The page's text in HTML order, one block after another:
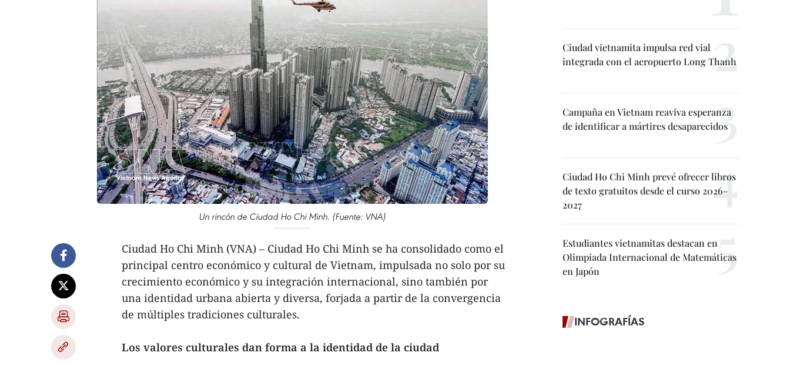
Un rincón de Ciudad Ho Chi Minh. (Fuente: VNA)
Ciudad Ho Chi Minh (VNA) – Ciudad Ho Chi Minh se ha consolidado como el
principal centro económico y cultural de Vietnam, impulsada no solo por su
crecimiento económico y su integración internacional, sino también por
una identidad urbana abierta y diversa, forjada a partir de la convergencia
de múltiples tradiciones culturales.
Los valores culturales dan forma a la identidad de la ciudad
Ciudad vietnamita impulsa red vial
integrada con el aeropuerto Long Thanh
Campaña en Vietnam reaviva esperanza
de identificar a mártires desaparecidos
Ciudad Ho Chi Minh prevé ofrecer libros
de texto gratuitos desde el curso 2026-
2027
Estudiantes vietnamitas destacan en
Olimpiada Internacional de Matemáticas
en Japón
INFOGRAFÍAS